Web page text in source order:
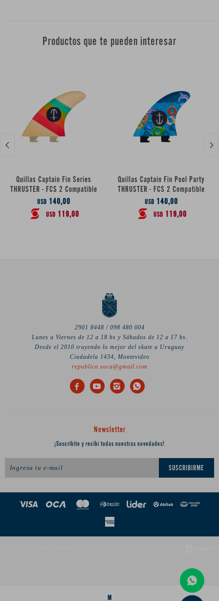
M
Productos que te pueden interesar
Quillas Captain Fin Series
THRUSTER - FCS 2 Compatible
USD 140,00
USD 119,00
Quillas Captain Fin Pool Party
THRUSTER - FCS 2 Compatible
USD 140,00
USD 119,00
 
2901 8448 / 098 480 004
Lunes a Viernes de 12 a 18 hs y Sábados de 12 a 17 hs.
Desde el 2010 trayendo lo mejor del skate a Uruguay
Ciudadela 1434, Montevideo
republica.soca@gmail.com
   
Newsletter
¡Suscribite y recibí todas nuestras novedades!
SUSCRIBIRME